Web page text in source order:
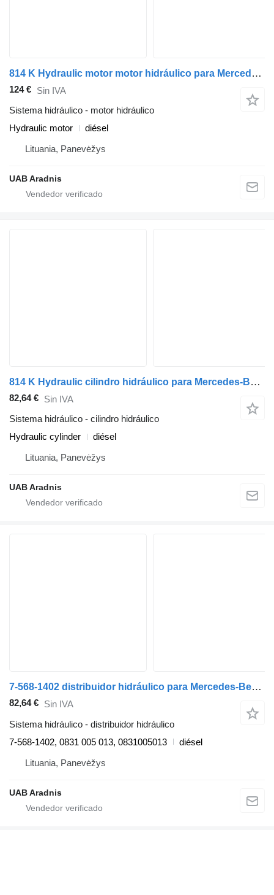
814 K Hydraulic motor motor hidráulico para Mercedes-Benz LK/LN2 camión
124 € Sin IVA
Sistema hidráulico - motor hidráulico
Hydraulic motor
diésel
Lituania, Panevėžys
UAB Aradnis
814 K Hydraulic cilindro hidráulico para Mercedes-Benz LK/LN2 camión
82,64 € Sin IVA
Sistema hidráulico - cilindro hidráulico
Hydraulic cylinder
diésel
Lituania, Panevėžys
UAB Aradnis
7-568-1402 distribuidor hidráulico para Mercedes-Benz LK/LN2 camión
82,64 € Sin IVA
Sistema hidráulico - distribuidor hidráulico
7-568-1402, 0831 005 013, 0831005013
diésel
Lituania, Panevėžys
UAB Aradnis